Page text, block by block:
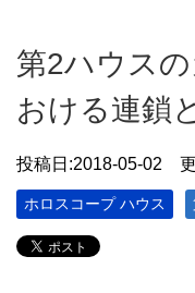
第2ハウス
おける連鎖
投稿日:2018-05-02 更
ホロスコープ ハウス